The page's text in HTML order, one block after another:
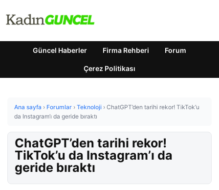
Güncel Haberler Firma Rehberi Forum
Çerez Politikası
Ana sayfa › Forumlar › Teknoloji › ChatGPT’den tarihi rekor! TikTok’u
da Instagram’ı da geride bıraktı
ChatGPT’den tarihi rekor!
TikTok’u da Instagram’ı da
geride bıraktı